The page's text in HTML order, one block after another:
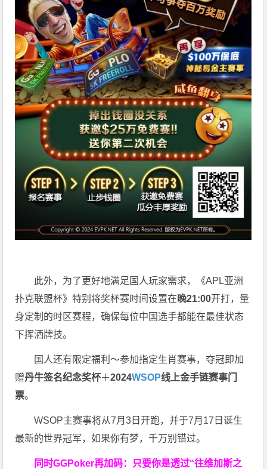
此外，为了更好地满足国人玩家需求，《APL亚洲
扑克联盟杯》特别将奖杯赛时间设置在 晚21:00开打，量
身定制的时区赛程，确保每位中国选手都能在最佳状态
下挥洒牌技。
国人还有限定福利～参加指定生肖赛事，夺冠即加
赠丹牛签名纪念奖杯＋2024WSOP线上金手链赛事门
票。
WSOP主赛事将从7月3日开跑，并于7月17日诞生
最新的世界冠军，如果你有梦，千万别错过。
同时GGPoker再加码：只要你是透过“往维加斯之